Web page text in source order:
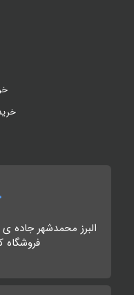
البرز محمدشهر
فروشگاه